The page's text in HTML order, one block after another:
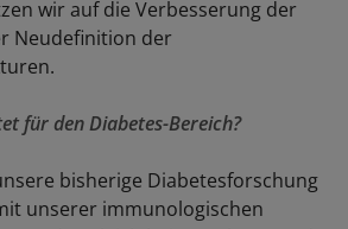
wir auf die Verbesserung der
Neudefinition der
für den Diabetes-Bereich?
bisherige Diabetesforschung
unserer immunologischen